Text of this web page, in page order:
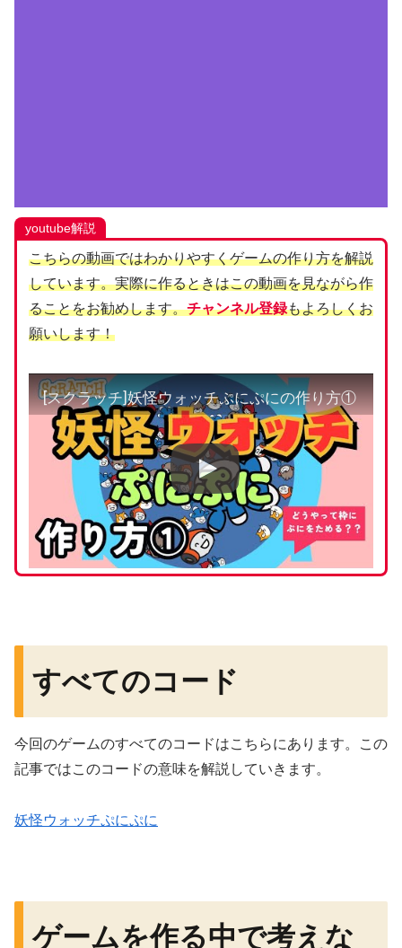
youtube解説
こちらの動画ではわかりやすくゲームの作り方を解説
しています。実際に作るときはこの動画を見ながら作
ることをお勧めします。チャンネル登録もよろしくお
願いします！
[スクラッチ]妖怪ウォッチぷにぷにの作り方①
すべてのコード
今回のゲームのすべてのコードはこちらにあります。この
記事ではこのコードの意味を解説していきます。
妖怪ウォッチぷにぷに
ゲームを作る中で考えな